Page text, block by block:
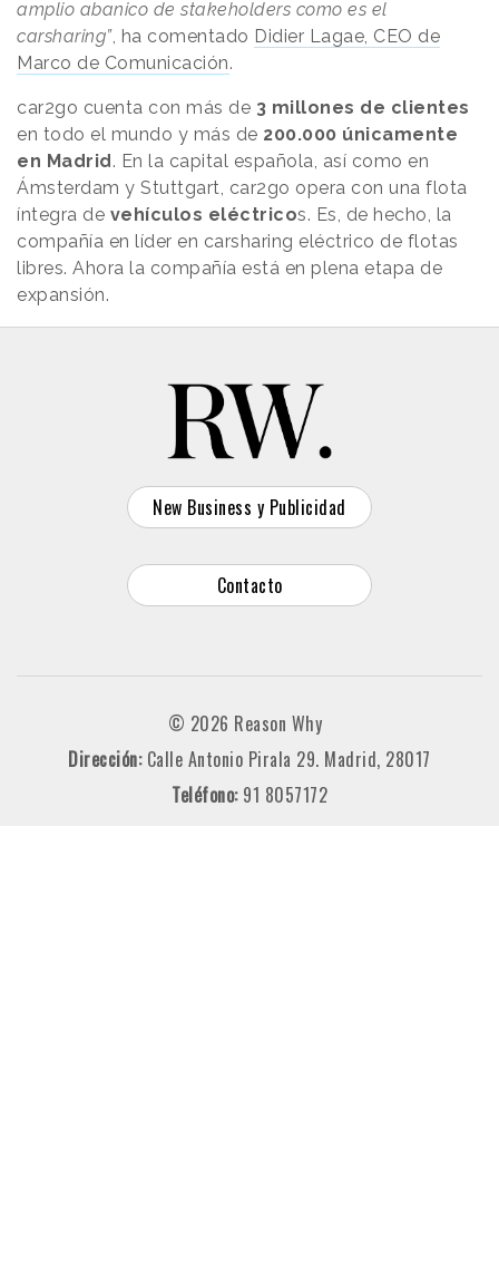
amplio abanico de stakeholders como es el
carsharing”, ha comentado Didier Lagae, CEO de
Marco de Comunicación.
car2go cuenta con más de 3 millones de clientes
en todo el mundo y más de 200.000 únicamente
en Madrid. En la capital española, así como en
Ámsterdam y Stuttgart, car2go opera con una flota
íntegra de vehículos eléctricos. Es, de hecho, la
compañía en líder en carsharing eléctrico de flotas
libres. Ahora la compañía está en plena etapa de
expansión.
New Business y Publicidad
Contacto
© 2026 Reason Why
Dirección: Calle Antonio Pirala 29. Madrid, 28017
Teléfono: 91 8057172